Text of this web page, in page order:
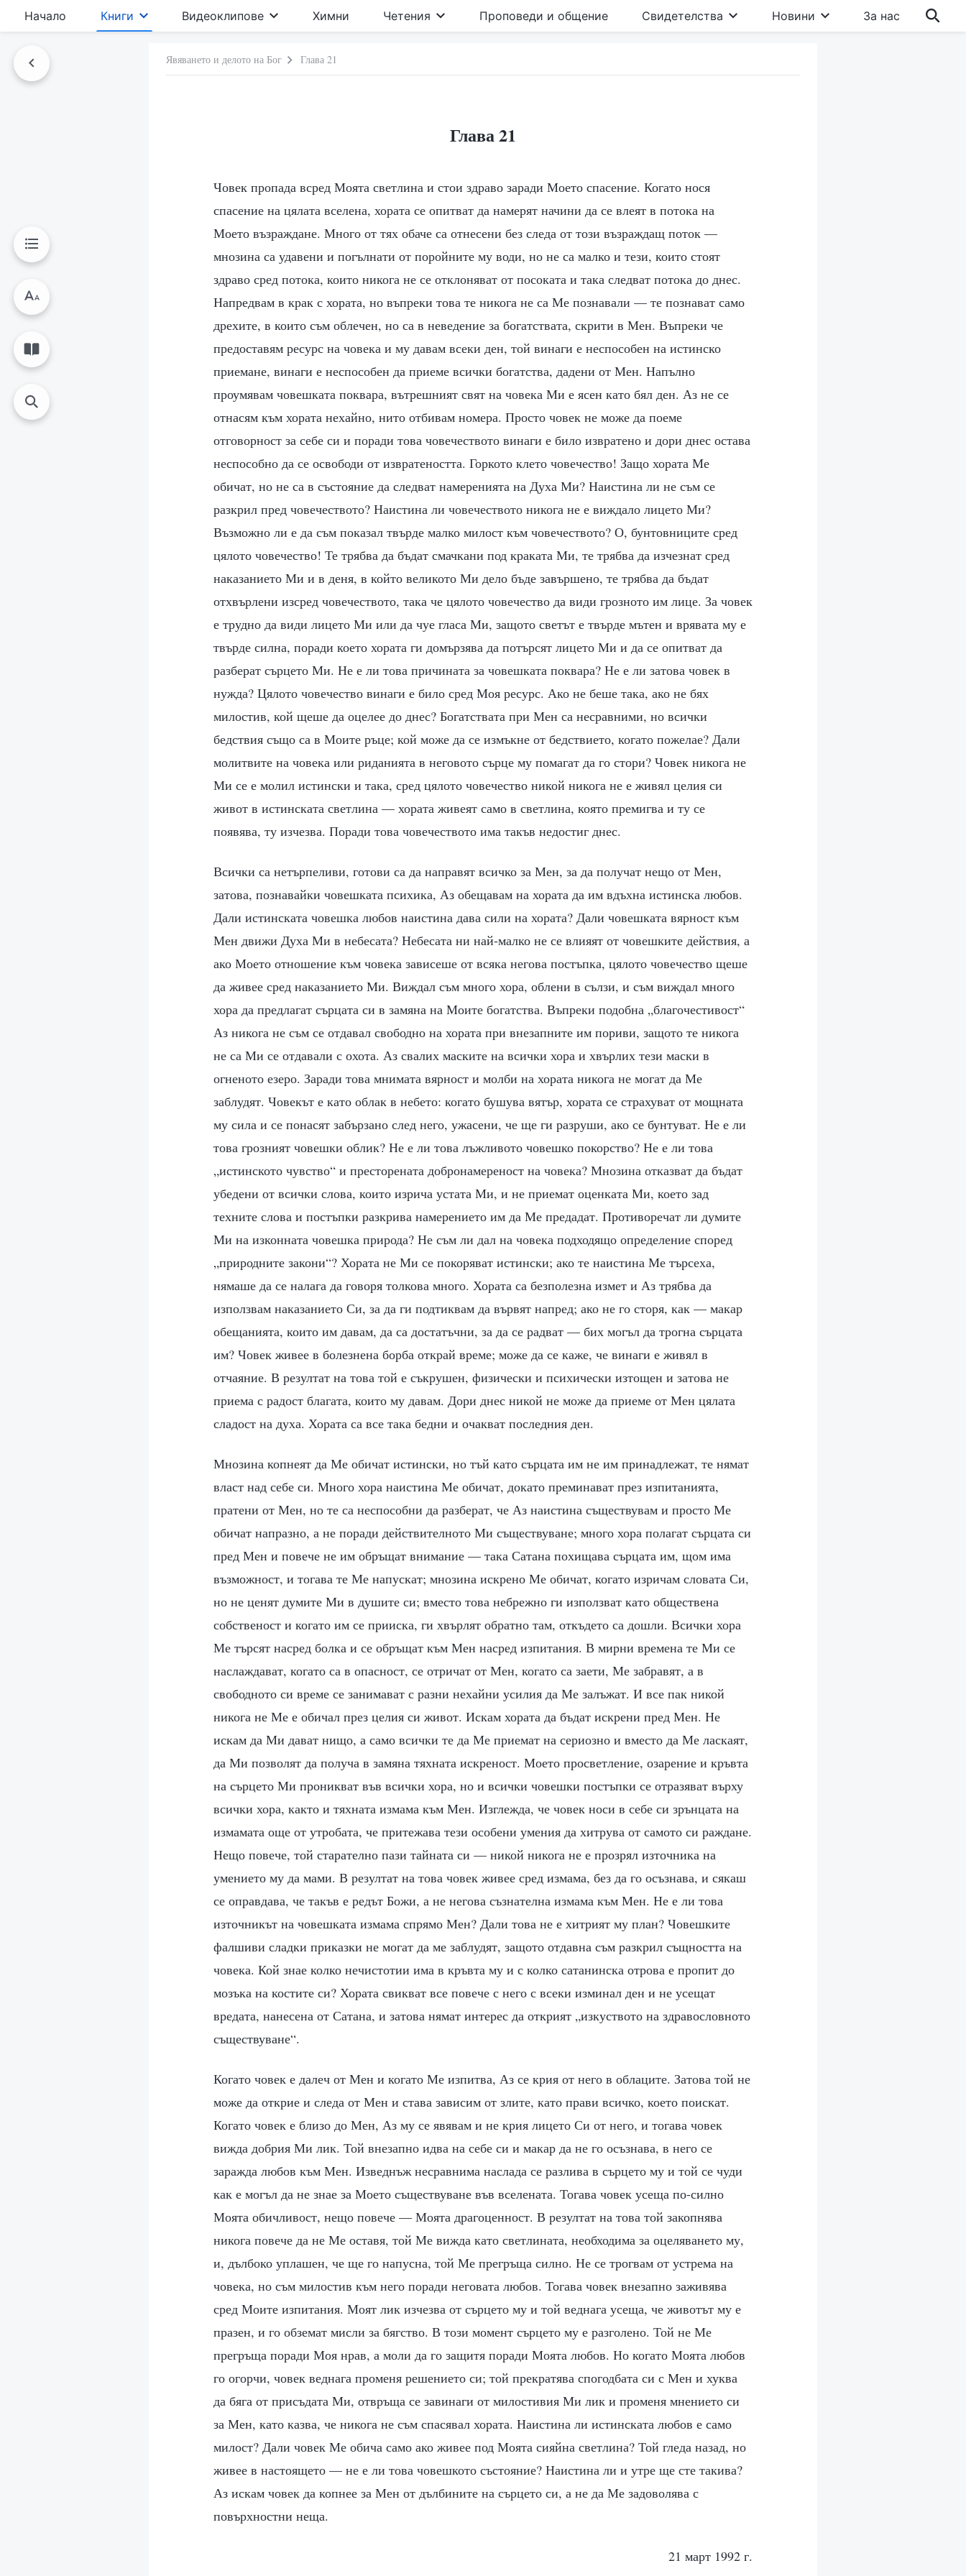
Начало Книги Видеоклипове Химни Четения Проповеди и общение Свидетелства Новини За нас
Явяването и делото на Бог Глава 21
Глава 21
Човек пропада всред Моята светлина и стои здраво заради Моето спасение. Когато нося
спасение на цялата вселена, хората се опитват да намерят начини да се влеят в потока на
Моето възраждане. Много от тях обаче са отнесени без следа от този възраждащ поток —
мнозина са удавени и погълнати от поройните му води, но не са малко и тези, които стоят
здраво сред потока, които никога не се отклоняват от посоката и така следват потока до днес.
Напредвам в крак с хората, но въпреки това те никога не са Ме познавали — те познават само
дрехите, в които съм облечен, но са в неведение за богатствата, скрити в Мен. Въпреки че
предоставям ресурс на човека и му давам всеки ден, той винаги е неспособен на истинско
приемане, винаги е неспособен да приеме всички богатства, дадени от Мен. Напълно
проумявам човешката поквара, вътрешният свят на човека Ми е ясен като бял ден. Аз не се
отнасям към хората нехайно, нито отбивам номера. Просто човек не може да поеме
отговорност за себе си и поради това човечеството винаги е било извратено и дори днес остава
неспособно да се освободи от извратеността. Горкото клето човечество! Защо хората Ме
обичат, но не са в състояние да следват намеренията на Духа Ми? Наистина ли не съм се
разкрил пред човечеството? Наистина ли човечеството никога не е виждало лицето Ми?
Възможно ли е да съм показал твърде малко милост към човечеството? О, бунтовниците сред
цялото човечество! Те трябва да бъдат смачкани под краката Ми, те трябва да изчезнат сред
наказанието Ми и в деня, в който великото Ми дело бъде завършено, те трябва да бъдат
отхвърлени изсред човечеството, така че цялото човечество да види грозното им лице. За човек
е трудно да види лицето Ми или да чуе гласа Ми, защото светът е твърде мътен и врявата му е
твърде силна, поради което хората ги домързява да потърсят лицето Ми и да се опитват да
разберат сърцето Ми. Не е ли това причината за човешката поквара? Не е ли затова човек в
нужда? Цялото човечество винаги е било сред Моя ресурс. Ако не беше така, ако не бях
милостив, кой щеше да оцелее до днес? Богатствата при Мен са несравними, но всички
бедствия също са в Моите ръце; кой може да се измъкне от бедствието, когато пожелае? Дали
молитвите на човека или риданията в неговото сърце му помагат да го стори? Човек никога не
Ми се е молил истински и така, сред цялото човечество никой никога не е живял целия си
живот в истинската светлина — хората живеят само в светлина, която премигва и ту се
появява, ту изчезва. Поради това човечеството има такъв недостиг днес.
Всички са нетърпеливи, готови са да направят всичко за Мен, за да получат нещо от Мен,
затова, познавайки човешката психика, Аз обещавам на хората да им вдъхна истинска любов.
Дали истинската човешка любов наистина дава сили на хората? Дали човешката вярност към
Мен движи Духа Ми в небесата? Небесата ни най-малко не се влияят от човешките действия, а
ако Моето отношение към човека зависеше от всяка негова постъпка, цялото човечество щеше
да живее сред наказанието Ми. Виждал съм много хора, облени в сълзи, и съм виждал много
хора да предлагат сърцата си в замяна на Моите богатства. Въпреки подобна „благочестивост“
Аз никога не съм се отдавал свободно на хората при внезапните им пориви, защото те никога
не са Ми се отдавали с охота. Аз свалих маските на всички хора и хвърлих тези маски в
огненото езеро. Заради това мнимата вярност и молби на хората никога не могат да Ме
заблудят. Човекът е като облак в небето: когато бушува вятър, хората се страхуват от мощната
му сила и се понасят забързано след него, ужасени, че ще ги разруши, ако се бунтуват. Не е ли
това грозният човешки облик? Не е ли това лъжливото човешко покорство? Не е ли това
„истинското чувство“ и престорената добронамереност на човека? Мнозина отказват да бъдат
убедени от всички слова, които изрича устата Ми, и не приемат оценката Ми, което зад
техните слова и постъпки разкрива намерението им да Ме предадат. Противоречат ли думите
Ми на изконната човешка природа? Не съм ли дал на човека подходящо определение според
„природните закони“? Хората не Ми се покоряват истински; ако те наистина Ме търсеха,
нямаше да се налага да говоря толкова много. Хората са безполезна измет и Аз трябва да
използвам наказанието Си, за да ги подтиквам да вървят напред; ако не го сторя, как — макар
обещанията, които им давам, да са достатъчни, за да се радват — бих могъл да трогна сърцата
им? Човек живее в болезнена борба открай време; може да се каже, че винаги е живял в
отчаяние. В резултат на това той е съкрушен, физически и психически изтощен и затова не
приема с радост благата, които му давам. Дори днес никой не може да приеме от Мен цялата
сладост на духа. Хората са все така бедни и очакват последния ден.
Мнозина копнеят да Ме обичат истински, но тъй като сърцата им не им принадлежат, те нямат
власт над себе си. Много хора наистина Ме обичат, докато преминават през изпитанията,
пратени от Мен, но те са неспособни да разберат, че Аз наистина съществувам и просто Ме
обичат напразно, а не поради действителното Ми съществуване; много хора полагат сърцата си
пред Мен и повече не им обръщат внимание — така Сатана похищава сърцата им, щом има
възможност, и тогава те Ме напускат; мнозина искрено Ме обичат, когато изричам словата Си,
но не ценят думите Ми в душите си; вместо това небрежно ги използват като обществена
собственост и когато им се прииска, ги хвърлят обратно там, откъдето са дошли. Всички хора
Ме търсят насред болка и се обръщат към Мен насред изпитания. В мирни времена те Ми се
наслаждават, когато са в опасност, се отричат от Мен, когато са заети, Ме забравят, а в
свободното си време се занимават с разни нехайни усилия да Ме залъжат. И все пак никой
никога не Ме е обичал през целия си живот. Искам хората да бъдат искрени пред Мен. Не
искам да Ми дават нищо, а само всички те да Ме приемат на сериозно и вместо да Ме ласкаят,
да Ми позволят да получа в замяна тяхната искреност. Моето просветление, озарение и кръвта
на сърцето Ми проникват във всички хора, но и всички човешки постъпки се отразяват върху
всички хора, както и тяхната измама към Мен. Изглежда, че човек носи в себе си зрънцата на
измамата още от утробата, че притежава тези особени умения да хитрува от самото си раждане.
Нещо повече, той старателно пази тайната си — никой никога не е прозрял източника на
умението му да мами. В резултат на това човек живее сред измама, без да го осъзнава, и сякаш
се оправдава, че такъв е редът Божи, а не негова съзнателна измама към Мен. Не е ли това
източникът на човешката измама спрямо Мен? Дали това не е хитрият му план? Човешките
фалшиви сладки приказки не могат да ме заблудят, защото отдавна съм разкрил същността на
човека. Кой знае колко нечистотии има в кръвта му и с колко сатанинска отрова е пропит до
мозъка на костите си? Хората свикват все повече с него с всеки изминал ден и не усещат
вредата, нанесена от Сатана, и затова нямат интерес да открият „изкуството на здравословното
съществуване“.
Когато човек е далеч от Мен и когато Ме изпитва, Аз се крия от него в облаците. Затова той не
може да открие и следа от Мен и става зависим от злите, като прави всичко, което поискат.
Когато човек е близо до Мен, Аз му се явявам и не крия лицето Си от него, и тогава човек
вижда добрия Ми лик. Той внезапно идва на себе си и макар да не го осъзнава, в него се
заражда любов към Мен. Изведнъж несравнима наслада се разлива в сърцето му и той се чуди
как е могъл да не знае за Моето съществуване във вселената. Тогава човек усеща по-силно
Моята обичливост, нещо повече — Моята драгоценност. В резултат на това той закопнява
никога повече да не Ме оставя, той Ме вижда като светлината, необходима за оцеляването му,
и, дълбоко уплашен, че ще го напусна, той Ме прегръща силно. Не се трогвам от устрема на
човека, но съм милостив към него поради неговата любов. Тогава човек внезапно заживява
сред Моите изпитания. Моят лик изчезва от сърцето му и той веднага усеща, че животът му е
празен, и го обземат мисли за бягство. В този момент сърцето му е разголено. Той не Ме
прегръща поради Моя нрав, а моли да го защитя поради Моята любов. Но когато Моята любов
го огорчи, човек веднага променя решението си; той прекратява спогодбата си с Мен и хуква
да бяга от присъдата Ми, отвръща се завинаги от милостивия Ми лик и променя мнението си
за Мен, като казва, че никога не съм спасявал хората. Наистина ли истинската любов е само
милост? Дали човек Ме обича само ако живее под Моята сияйна светлина? Той гледа назад, но
живее в настоящето — не е ли това човешкото състояние? Наистина ли и утре ще сте такива?
Аз искам човек да копнее за Мен от дълбините на сърцето си, а не да Ме задоволява с
повърхностни неща.
21 март 1992 г.